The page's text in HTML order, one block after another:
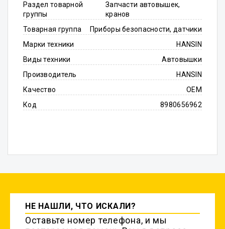
Раздел товарной
группы
Запчасти автовышек,
кранов
Товарная группа
Приборы безопасности, датчики
Марки техники
HANSIN
Виды техники
Автовышки
Производитель
HANSIN
Качество
OEM
Код
8980656962
НЕ НАШЛИ, ЧТО ИСКАЛИ?
Оставьте номер телефона, и мы